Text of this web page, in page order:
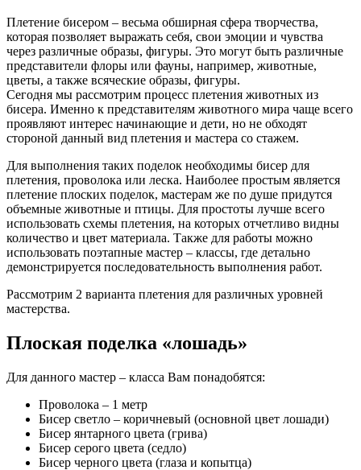
Плетение бисером – весьма обширная сфера творчества,
которая позволяет выражать себя, свои эмоции и чувства
через различные образы, фигуры. Это могут быть различные
представители флоры или фауны, например, животные,
цветы, а также всяческие образы, фигуры.
Сегодня мы рассмотрим процесс плетения животных из
бисера. Именно к представителям животного мира чаще всего
проявляют интерес начинающие и дети, но не обходят
стороной данный вид плетения и мастера со стажем.
Для выполнения таких поделок необходимы бисер для
плетения, проволока или леска. Наиболее простым является
плетение плоских поделок, мастерам же по душе придутся
объемные животные и птицы. Для простоты лучше всего
использовать схемы плетения, на которых отчетливо видны
количество и цвет материала. Также для работы можно
использовать поэтапные мастер – классы, где детально
демонстрируется последовательность выполнения работ.
Рассмотрим 2 варианта плетения для различных уровней
мастерства.
Плоская поделка «лошадь»
Для данного мастер – класса Вам понадобятся:
Проволока – 1 метр
Бисер светло – коричневый (основной цвет лошади)
Бисер янтарного цвета (грива)
Бисер серого цвета (седло)
Бисер черного цвета (глаза и копытца)